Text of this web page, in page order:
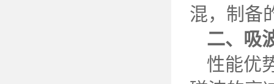
混，制备
二、吸
性能优